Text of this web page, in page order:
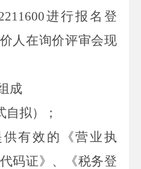
进行报名登
人在询价评审会现
成
拟）；
有效的《营业执
码证》、《税务登